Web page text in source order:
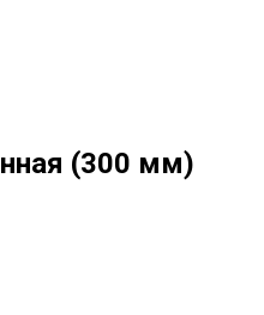
(300 мм)